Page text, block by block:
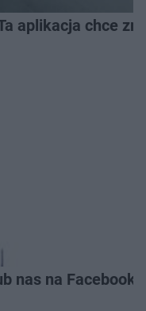
aplikacja chce
nas na